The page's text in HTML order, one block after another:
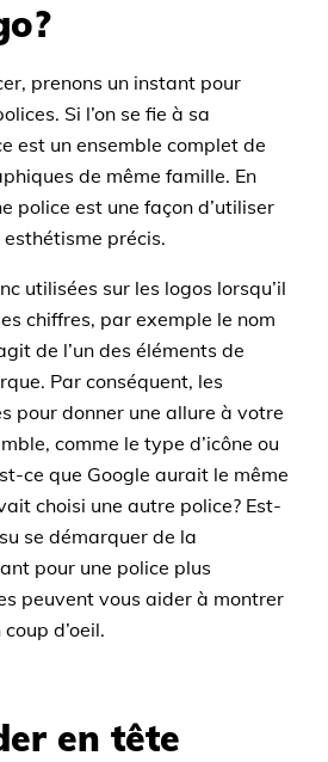
prenons un instant pour
Si l’on se fie à sa
est un ensemble complet de
de même famille. En
police est une façon d’utiliser
précis.
utilisées sur les logos lorsqu’il
chiffres, par exemple le nom
de l’un des éléments de
Par conséquent, les
pour donner une allure à votre
comme le type d’icône ou
ce que Google aurait le même
choisi une autre police? Est-
se démarquer de la
pour une police plus
peuvent vous aider à montrer
d’oeil.
en tête